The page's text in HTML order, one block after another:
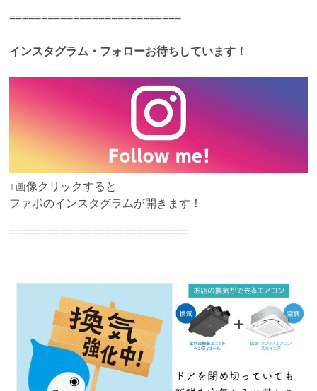
===========================
インスタグラム・フォローお待ちしています！
↑画像クリックすると
ファボのインスタグラムが開きます！
============================